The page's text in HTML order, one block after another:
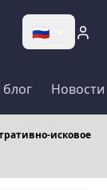
🇷🇺
Новости
исковое